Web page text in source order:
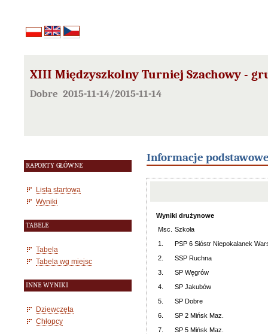
XIII Międzyszkolny Turniej Szachowy -
Dobre 2015-11-14/2015-11-14
RAPORTY GŁÓWNE
Lista startowa
Wyniki
TABELE
Tabela
Tabela wg miejsc
INNE WYNIKI
Dziewczęta
Chłopcy
Informacje
Wyniki drużynowe
Msc.
Szkoła
1.
PSP 6 Sióstr Niepokalanek
2.
SSP Ruchna
3.
SP Węgrów
4.
SP Jakubów
5.
SP Dobre
6.
SP 2 Mińsk Maz.
7.
SP 5 Mińsk Maz.